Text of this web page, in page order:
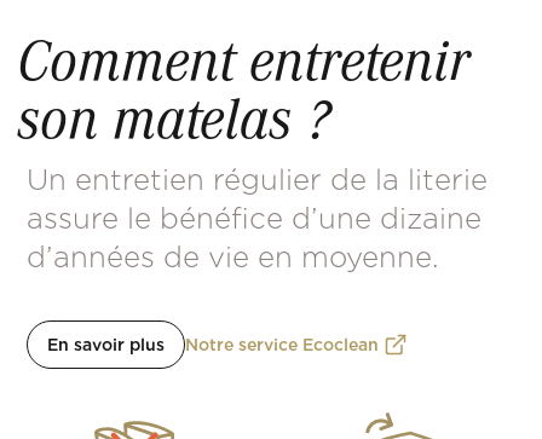
Comment entretenir
son matelas ?
Un entretien régulier de la literie
assure le bénéfice d’une dizaine
d’années de vie en moyenne.
En savoir plus Notre service Ecoclean